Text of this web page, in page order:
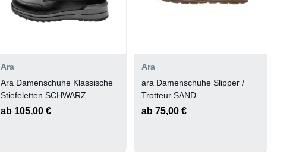
Ara
Ara Damenschuhe Klassische
Stiefeletten SCHWARZ
ab 105,00 €
Ara
ara Damenschuhe Slipper /
Trotteur SAND
ab 75,00 €